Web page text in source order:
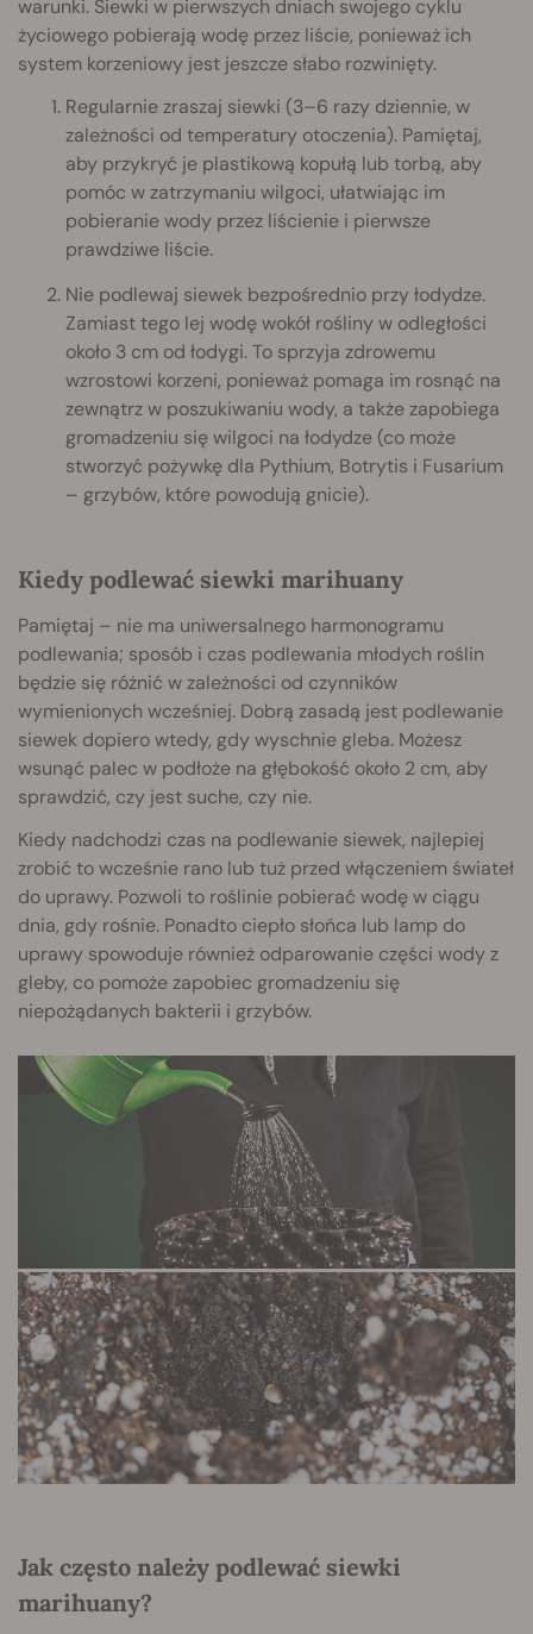
warunki. Siewki w pierwszych dniach swojego cyklu
życiowego pobierają wodę przez liście, ponieważ ich
system korzeniowy jest jeszcze słabo rozwinięty.
Regularnie zraszaj siewki (3–6 razy dziennie, w
zależności od temperatury otoczenia). Pamiętaj,
aby przykryć je plastikową kopułą lub torbą, aby
pomóc w zatrzymaniu wilgoci, ułatwiając im
pobieranie wody przez liścienie i pierwsze
prawdziwe liście.
Nie podlewaj siewek bezpośrednio przy łodydze.
Zamiast tego lej wodę wokół rośliny w odległości
około 3 cm od łodygi. To sprzyja zdrowemu
wzrostowi korzeni, ponieważ pomaga im rosnąć na
zewnątrz w poszukiwaniu wody, a także zapobiega
gromadzeniu się wilgoci na łodydze (co może
stworzyć pożywkę dla Pythium, Botrytis i Fusarium
– grzybów, które powodują gnicie).
Kiedy podlewać siewki marihuany
Pamiętaj – nie ma uniwersalnego harmonogramu
podlewania; sposób i czas podlewania młodych roślin
będzie się różnić w zależności od czynników
wymienionych wcześniej. Dobrą zasadą jest podlewanie
siewek dopiero wtedy, gdy wyschnie gleba. Możesz
wsunąć palec w podłoże na głębokość około 2 cm, aby
sprawdzić, czy jest suche, czy nie.
Kiedy nadchodzi czas na podlewanie siewek, najlepiej
zrobić to wcześnie rano lub tuż przed włączeniem świateł
do uprawy. Pozwoli to roślinie pobierać wodę w ciągu
dnia, gdy rośnie. Ponadto ciepło słońca lub lamp do
uprawy spowoduje również odparowanie części wody z
gleby, co pomoże zapobiec gromadzeniu się
niepożądanych bakterii i grzybów.
Jak często należy podlewać siewki
marihuany?